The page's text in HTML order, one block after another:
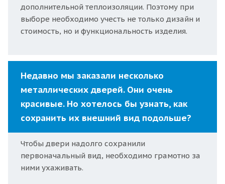
дополнительной теплоизоляции. Поэтому при
выборе необходимо учесть не только дизайн и
стоимость, но и функциональность изделия.
Недавно мы заказали несколько
металлических дверей. Они очень
красивые. Но хотелось бы узнать, как
сохранить их внешний вид подольше?
Чтобы двери надолго сохранили
первоначальный вид, необходимо грамотно за
ними ухаживать.